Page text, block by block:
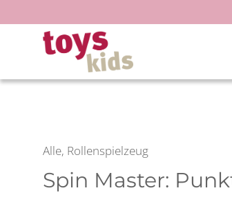
Inhalt
springen
Alle, Rollenspielzeug
Spin Master: